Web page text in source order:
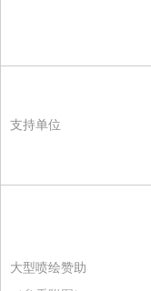
浙江和悦
博列麦神马气
浙江金旗
东阳市
诸暨市
无锡
支持单位
大型喷绘赞助